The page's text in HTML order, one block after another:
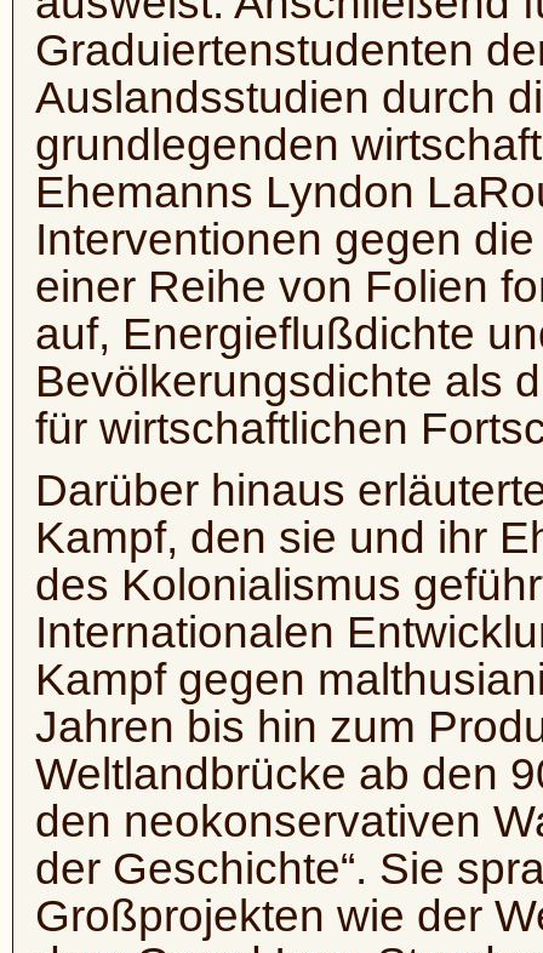
Graduiertenstudenten
Auslandsstudien durch
grundlegenden
Ehemanns Lyndon
Interventionen gegen
einer Reihe von Folien
auf, Energieflußdichte
Bevölkerungsdichte als
für wirtschaftlichen
Darüber hinaus
Kampf, den sie und ihr
des Kolonialismus
Internationalen
Kampf gegen
Jahren bis hin zum
Weltlandbrücke ab den
den neokonservativen
der Geschichte“. Sie
Großprojekten wie der